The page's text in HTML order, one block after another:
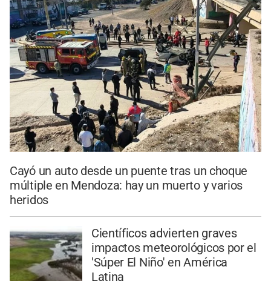
Cayó un auto desde un puente tras un choque
múltiple en Mendoza: hay un muerto y varios
heridos
Científicos advierten graves
impactos meteorológicos por el
'Súper El Niño' en América
Latina